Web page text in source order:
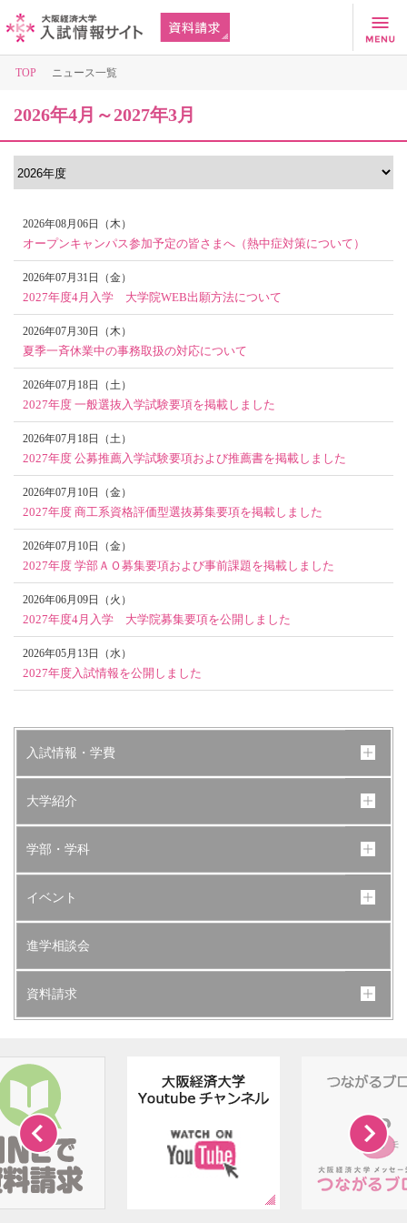
TOP ニュース一覧
2026年4月～2027年3月
2026年08月06日（木）
オープンキャンパス参加予定の皆さまへ（熱中症対策について）
2026年07月31日（金）
2027年度4月入学 大学院WEB出願方法について
2026年07月30日（木）
夏季一斉休業中の事務取扱の対応について
2026年07月18日（土）
2027年度 一般選抜入学試験要項を掲載しました
2026年07月18日（土）
2027年度 公募推薦入学試験要項および推薦書を掲載しました
2026年07月10日（金）
2027年度 商工系資格評価型選抜募集要項を掲載しました
2026年07月10日（金）
2027年度 学部ＡＯ募集要項および事前課題を掲載しました
2026年06月09日（火）
2027年度4月入学 大学院募集要項を公開しました
2026年05月13日（水）
2027年度入試情報を公開しました
入試情報・学費
大学紹介
学部・学科
イベント
進学相談会
資料請求